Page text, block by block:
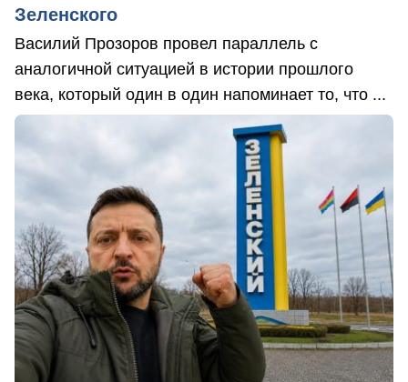
Зеленского
Василий Прозоров провел параллель с
аналогичной ситуацией в истории прошлого
века, который один в один напоминает то, что ...